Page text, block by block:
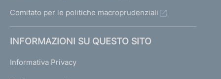
Comitato per le politiche macroprudenziali
INFORMAZIONI SU QUESTO SITO
Informativa Privacy